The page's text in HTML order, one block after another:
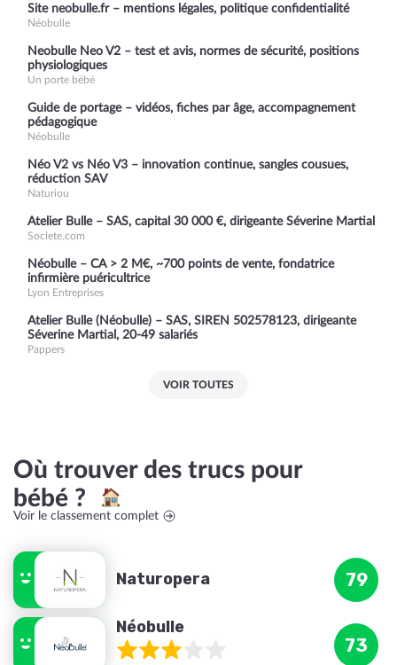
Site neobulle.fr – mentions légales, politique confidentialité
Néobulle
Neobulle Neo V2 – test et avis, normes de sécurité, positions
physiologiques
Un porte bébé
Guide de portage – vidéos, fiches par âge, accompagnement
pédagogique
Néobulle
Néo V2 vs Néo V3 – innovation continue, sangles cousues,
réduction SAV
Naturiou
Atelier Bulle – SAS, capital 30 000 €, dirigeante Séverine Martial
Societe.com
Néobulle – CA > 2 M€, ~700 points de vente, fondatrice
infirmière puéricultrice
Lyon Entreprises
Atelier Bulle (Néobulle) – SAS, SIREN 502578123, dirigeante
Séverine Martial, 20-49 salariés
Pappers
VOIR TOUTES
Où trouver des trucs pour
bébé ?
Voir le classement complet
Naturopera 79
Néobulle
73